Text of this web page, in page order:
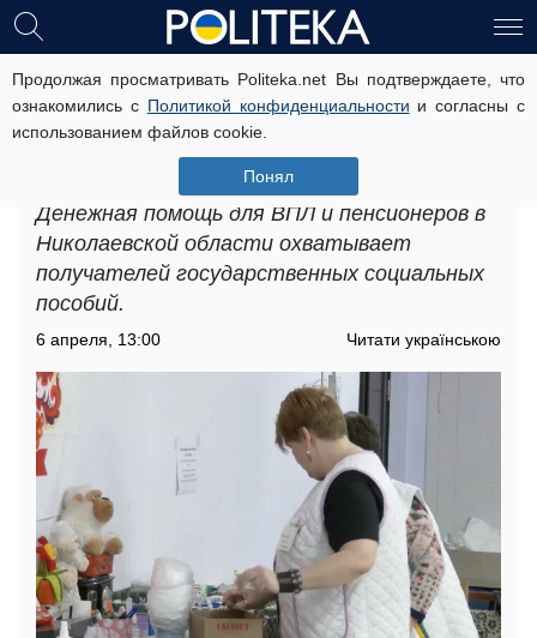
Продолжая просматривать Politeka.net Вы подтверждаете, что
ознакомились с Политикой конфиденциальности и согласны с
использованием файлов cookie.
Понял
Денежная помощь для ВПЛ и
пенсионеров в Николаевской
области: кто имеет право на
получение этих выплат
Денежная помощь для ВПЛ и пенсионеров в
Николаевской области охватывает
получателей государственных социальных
пособий.
6 апреля, 13:00 Читати українською